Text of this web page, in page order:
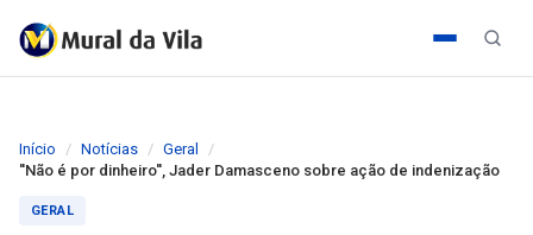
Início Notícias
Geral
''Não é por dinheiro'', Jader Damasceno sobre ação de indenização
GERAL